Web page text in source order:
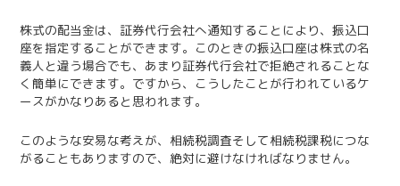
株式の配当金は、証券代行会社へ通知することにより、振込口
座を指定することができます。このときの振込口座は株式の名
義人と違う場合でも、あまり証券代行会社で拒絶されることな
く簡単にできます。ですから、こうしたことが行われているケ
ースがかなりあると思われます。
このような安易な考えが、相続税調査そして相続税課税につな
がることもありますので、絶対に避けなければなりません。